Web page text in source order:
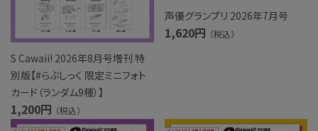
S Cawaii! 2026年8月号増刊 特
別版【#らぶしっく 限定ミニフォト
カード（ランダム9種）】
1,200円 （税込）
声優グランプリ 2026年7月号
1,620円 （税込）